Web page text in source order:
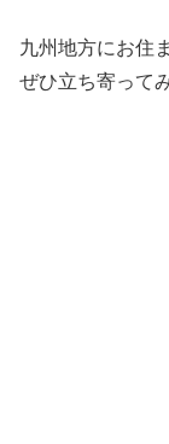
九州地方にお住
ぜひ立ち寄って